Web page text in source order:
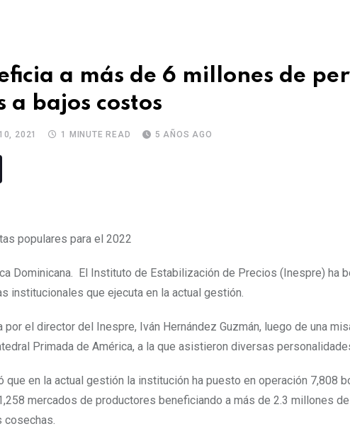
a más de 6 millones de
a bajos costos
2021 1 MINUTE READ 5 AÑOS AGO
populares para el 2022
Dominicana. El Instituto de Estabilización de Precios (Inespre) ha
institucionales que ejecuta en la actual gestión.
el director del Inespre, Iván Hernández Guzmán, luego de una
Primada de América, a la que asistieron diversas
que en la actual gestión la institución ha puesto en operación 7,808
mercados de productores beneficiando a más de 2.3 millones